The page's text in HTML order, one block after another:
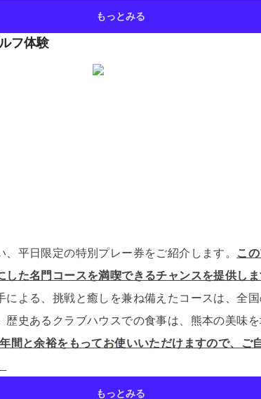
もっとみる
フ体験
平日限定の特別プレー券をご紹介します。 こ
た名門コースを満喫できるチャンスを提供しま
による、挑戦と癒しを兼ね備えたコースは、全
歴史あるクラブハウスでの食事は、熊本の美味
間と余裕をもってお使いいただけますので、ご
もっとみる